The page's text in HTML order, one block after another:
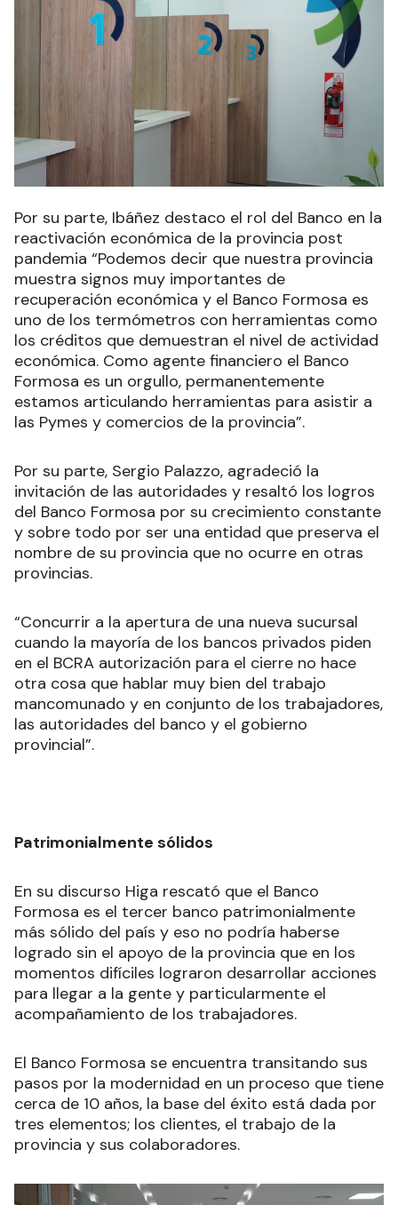
Por su parte, Ibáñez destaco el rol del Banco en la
reactivación económica de la provincia post
pandemia “Podemos decir que nuestra provincia
muestra signos muy importantes de
recuperación económica y el Banco Formosa es
uno de los termómetros con herramientas como
los créditos que demuestran el nivel de actividad
económica. Como agente financiero el Banco
Formosa es un orgullo, permanentemente
estamos articulando herramientas para asistir a
las Pymes y comercios de la provincia”.
Por su parte, Sergio Palazzo, agradeció la
invitación de las autoridades y resaltó los logros
del Banco Formosa por su crecimiento constante
y sobre todo por ser una entidad que preserva el
nombre de su provincia que no ocurre en otras
provincias.
“Concurrir a la apertura de una nueva sucursal
cuando la mayoría de los bancos privados piden
en el BCRA autorización para el cierre no hace
otra cosa que hablar muy bien del trabajo
mancomunado y en conjunto de los trabajadores,
las autoridades del banco y el gobierno
provincial”.
Patrimonialmente sólidos
En su discurso Higa rescató que el Banco
Formosa es el tercer banco patrimonialmente
más sólido del país y eso no podría haberse
logrado sin el apoyo de la provincia que en los
momentos difíciles lograron desarrollar acciones
para llegar a la gente y particularmente el
acompañamiento de los trabajadores.
El Banco Formosa se encuentra transitando sus
pasos por la modernidad en un proceso que tiene
cerca de 10 años, la base del éxito está dada por
tres elementos; los clientes, el trabajo de la
provincia y sus colaboradores.